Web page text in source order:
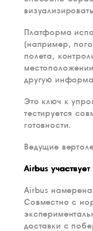
Платформа
(например,
полета,
другую
Это ключ к
тестируется
готовности.
Ведущие
Airbus
Airbus
Совместно с
доставки с